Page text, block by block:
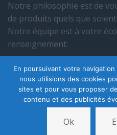
Notre philosophie est de
de produits quels que
Notre équipe est à votre
renseignement.
En poursuivant votre
nous utilisions des cookies
sites et pour vous proposer
contenu et des publicités
Ok